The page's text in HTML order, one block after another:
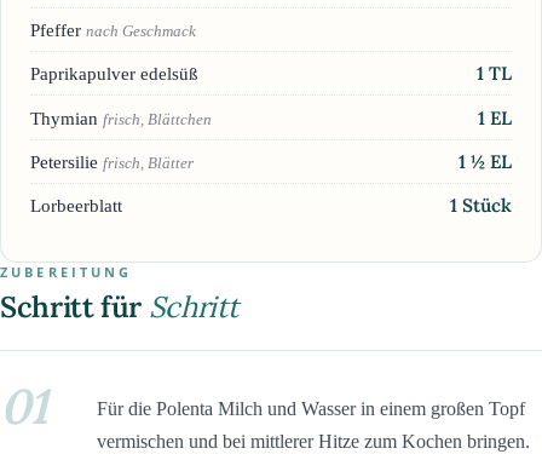
Pfeffer nach Geschmack
Paprikapulver edelsüß 1 TL
Thymian frisch, Blättchen 1 EL
Petersilie frisch, Blätter 1 ½ EL
Lorbeerblatt 1 Stück
ZUBEREITUNG
Schritt für Schritt
01
Für die Polenta Milch und Wasser in einem großen Topf
vermischen und bei mittlerer Hitze zum Kochen bringen.